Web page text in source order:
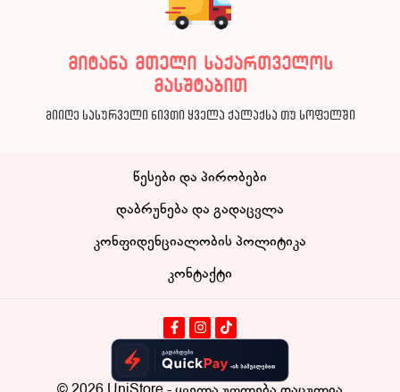
მიტანა მთელი საქართველოს
მასშტაბით
მიიღე სასურველი ნივთი ყველა ქალაქსა თუ სოფელში
წესები და პირობები
დაბრუნება და გადაცვლა
კონფიდენციალობის პოლიტიკა
კონტაქტი